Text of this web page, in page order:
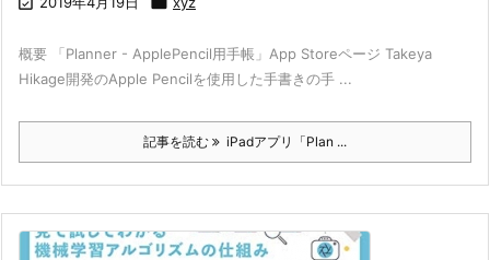
概要 「Planner - ApplePencil用手帳」App Storeページ Takeya
Hikage開発のApple Pencilを使用した手書きの手 ...
記事を読む iPadアプリ「Plan ...